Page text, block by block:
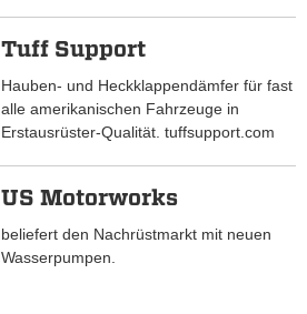
Tuff Support
Hauben- und Heckklappendämfer für fast
alle amerikanischen Fahrzeuge in
Erstausrüster-Qualität. tuffsupport.com
US Motorworks
beliefert den Nachrüstmarkt mit neuen
Wasserpumpen.